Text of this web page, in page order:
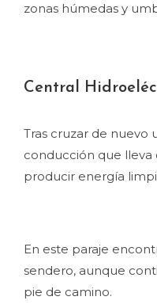
zonas húmedas y
Central
Tras cruzar de nuevo
conducción que lleva
producir energía
En este paraje
sendero, aunque
pie de camino.